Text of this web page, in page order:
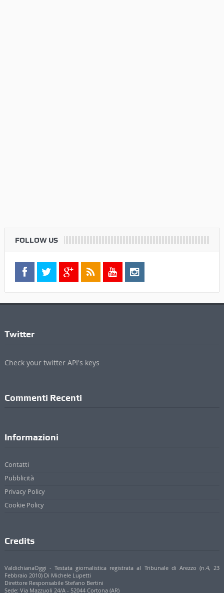
Twitter
Privacy Policy
Credits
Sede: Via Mazzuoli 24/A - 52044 Cortona (AR)
P. IVA 01895420519
© 2017 - 2022 Valdichianaoggi.it. Tutti i diritti riservati. | Credits